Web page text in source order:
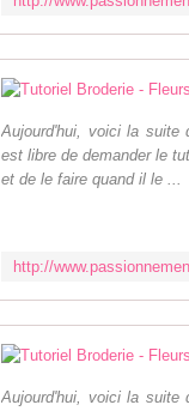
Aujourd'hui, voici la suite
est libre de demander le
et de le faire quand il le ...
Aujourd'hui, voici la suite